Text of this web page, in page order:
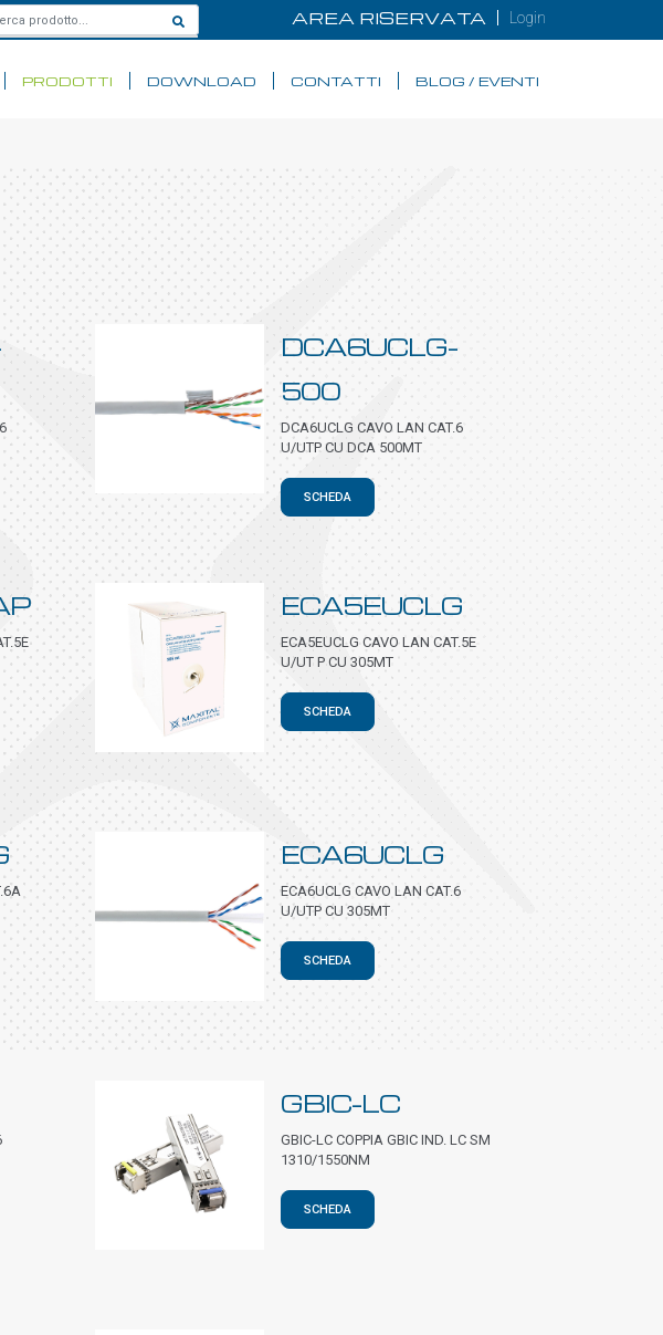
AREA RISERVATA Login
PRODOTTI DOWNLOAD CONTATTI BLOG / EVENTI
DCA6UCLG-
500
DCA6UCLG CAVO LAN CAT.6
U/UTP CU DCA 500MT
SCHEDA
ECA5EUCLG
ECA5EUCLG CAVO LAN CAT.5E
U/UT P CU 305MT
SCHEDA
ECA6UCLG
ECA6UCLG CAVO LAN CAT.6
U/UTP CU 305MT
SCHEDA
GBIC-LC
GBIC-LC COPPIA GBIC IND. LC SM
1310/1550NM
SCHEDA